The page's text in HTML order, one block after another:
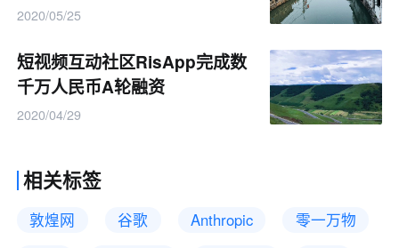
2020/05/25
短视频互动社区RisApp完成数
千万人民币A轮融资
2020/04/29
相关标签
敦煌网 谷歌 Anthropic
零一万物